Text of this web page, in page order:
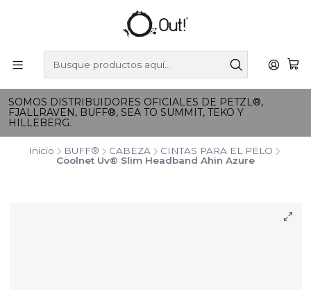
SOMOS DISTRIBUIDORES OFICIALES DE PETZL®,
FJALLRAVEN, BUFF®, SEA TO SUMMIT, TEKO Y
HILLEBERG.
Inicio BUFF® CABEZA
CINTAS PARA EL PELO
Coolnet Uv® Slim Headband Ahin Azure